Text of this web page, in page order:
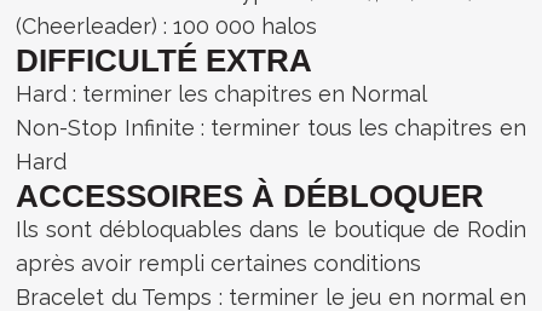
(Cheerleader) : 100 000 halos
DIFFICULTÉ EXTRA
Hard : terminer les chapitres en Normal
Non-Stop Infinite : terminer tous les chapitres en
Hard
ACCESSOIRES À DÉBLOQUER
Ils sont débloquables dans le boutique de Rodin
après avoir rempli certaines conditions
Bracelet du Temps : terminer le jeu en normal en